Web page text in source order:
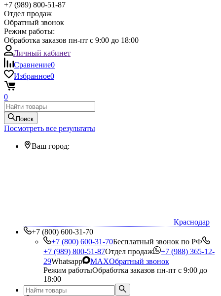
+7 (989) 800-51-87
Отдел продаж
Обратный звонок
Режим работы:
Обработка заказов пн-пт с 9:00 до 18:00
Личный кабинет
Сравнение0
Избранное0
0
Поиск
Посмотреть все результаты
Ваш город:
Краснодар
+7 (800) 600-31-70
+7 (800) 600-31-70Бесплатный звонок по РФ
+7 (989) 800-51-87Отдел продаж
+7 (988) 365-12-
29Whatsapp MAXОбратный звонок
Режим работыОбработка заказов пн-пт с 9:00 до
18:00